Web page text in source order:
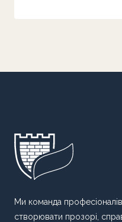
Ми команда
створювати прозорі,